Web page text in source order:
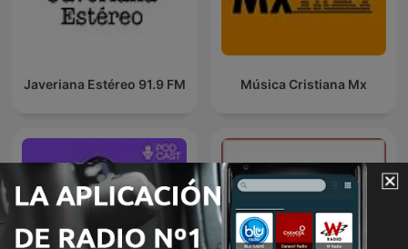
Javeriana Estéreo 91.9 FM Música Cristiana Mx